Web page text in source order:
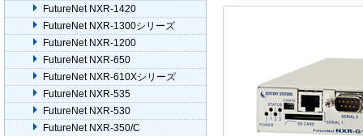
FutureNet NXR-1420
FutureNet NXR-1300シリーズ
FutureNet NXR-1200
FutureNet NXR-650
FutureNet NXR-610Xシリーズ
FutureNet NXR-535
FutureNet NXR-530
FutureNet NXR-350/C